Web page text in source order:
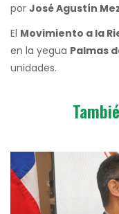
por José Agustín
El Movimiento a la
en la yegua Palmas
unidades.